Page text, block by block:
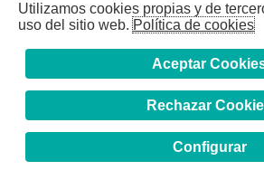
Utilizamos cookies propias y de
uso del sitio web.Política de cookies
Aceptar
Rechazar
Configurar